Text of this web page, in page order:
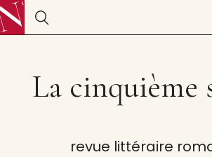
La cinquième
revue littéraire